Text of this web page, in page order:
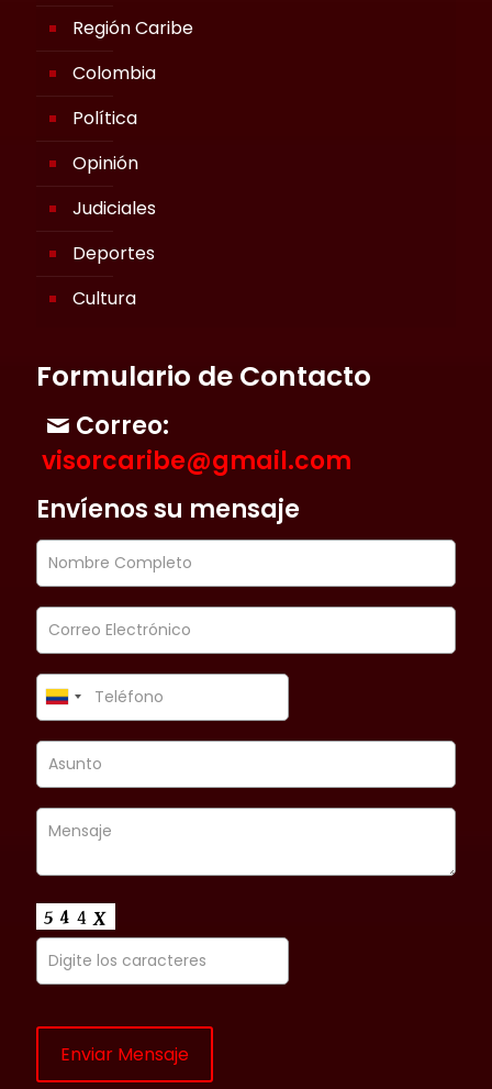
Región Caribe
Colombia
Política
Opinión
Judiciales
Deportes
Cultura
Formulario de Contacto
Correo:
visorcaribe@gmail.com
Envíenos su mensaje